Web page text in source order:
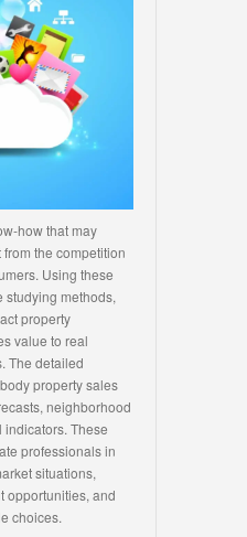
how that may
the competition
Using these
studying methods,
property
value to real
The detailed
property sales
neighborhood
These
professionals in
situations,
opportunities, and
choices.